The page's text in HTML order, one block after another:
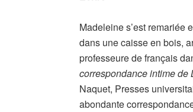
Madeleine s’est remariée
dans une caisse en bois,
professeure de français
correspondance intime
Naquet, Presses
abondante